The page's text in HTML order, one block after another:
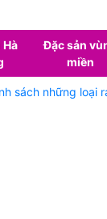
Đặc sản
miền
sách những loại